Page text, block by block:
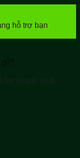
hỗ trợ bạn
trợ nhanh nhất